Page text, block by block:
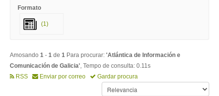
Formato
(1)
Amosando 1 - 1 de 1 Para procurar: 'Atlántica de Información e
Comunicación de Galicia', Tempo de consulta: 0.11s
RSS
Enviar por correo Gardar procura